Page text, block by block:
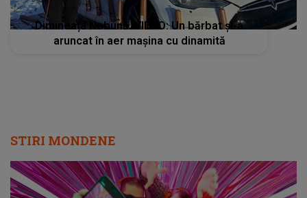
Dimineața Nebună. VIDEO: Un bărbat și-a
aruncat în aer mașina cu dinamită
STIRI MONDENE